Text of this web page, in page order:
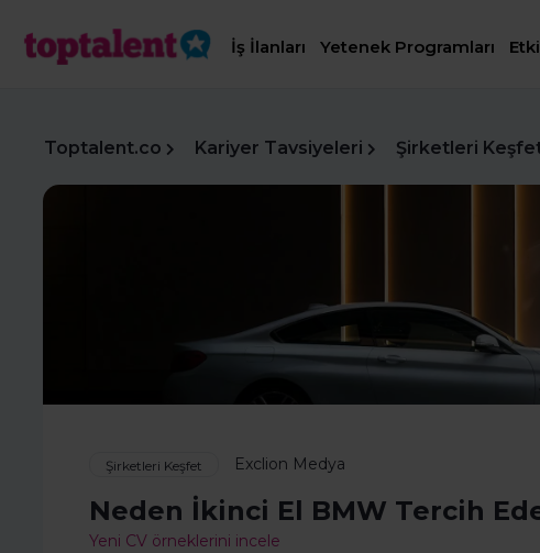
İş İlanları Yetenek Programları
Toptalent.co Kariyer Tavsiyeleri Şirketleri
Şirketleri Keşfet Exclion Medya
Neden İkinci El BMW Tercih
Yeni CV örneklerini incele